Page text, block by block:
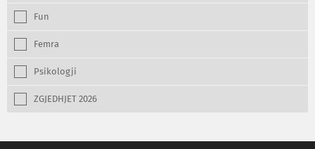
Fun
Femra
Psikologji
ZGJEDHJET 2026